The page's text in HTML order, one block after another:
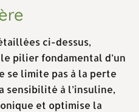
ci-dessus,
pilier fondamental d’un
se limite pas à la perte
sensibilité à l’insuline,
et optimise la